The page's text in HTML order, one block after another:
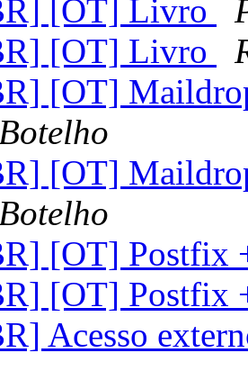
[OT] Livro
[OT] Livro
[OT]
[OT]
[OT] Postfix
[OT] Postfix
Acesso